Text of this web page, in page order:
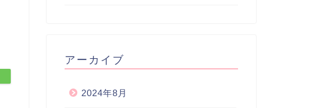
アーカイブ
2024年8月